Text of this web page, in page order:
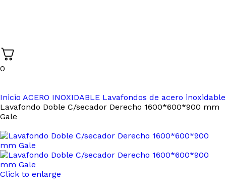
0
Inicio ACERO INOXIDABLE Lavafondos de acero inoxidable
Lavafondo Doble C/secador Derecho 1600*600*900 mm
Gale
Click to enlarge